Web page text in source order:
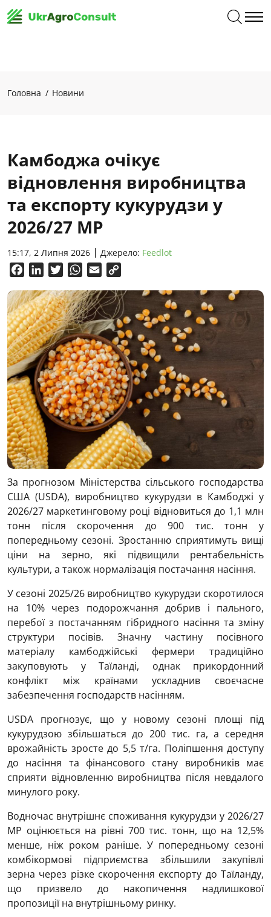
Головна Новини
Камбоджа очікує
відновлення виробництва
та експорту кукурудзи у
2026/27 МР
15:17, 2 Липня 2026 Джерело: Feedlot
FacebookLinkedInTwitterWhatsApp
Email
За прогнозом Міністерства сільського господарства
США (USDA), виробництво кукурудзи в Камбоджі у
2026/27 маркетинговому році відновиться до 1,1 млн
тонн після скорочення до 900 тис. тонн у
попередньому сезоні. Зростанню сприятимуть вищі
ціни на зерно, які підвищили рентабельність
культури, а також нормалізація постачання насіння.
У сезоні 2025/26 виробництво кукурудзи скоротилося
на 10% через подорожчання добрив і пального,
перебої з постачанням гібридного насіння та зміну
структури посівів. Значну частину посівного
матеріалу камбоджійські фермери традиційно
закуповують у Таїланді, однак прикордонний
конфлікт між країнами ускладнив своєчасне
забезпечення господарств насінням.
USDA прогнозує, що у новому сезоні площі під
кукурудзою збільшаться до 200 тис. га, а середня
врожайність зросте до 5,5 т/га. Поліпшення доступу
до насіння та фінансового стану виробників має
сприяти відновленню виробництва після невдалого
минулого року.
Водночас внутрішнє споживання кукурудзи у 2026/27
МР оцінюється на рівні 700 тис. тонн, що на 12,5%
менше, ніж роком раніше. У попередньому сезоні
комбікормові підприємства збільшили закупівлі
зерна через різке скорочення експорту до Таїланду,
що призвело до накопичення надлишкової
пропозиції на внутрішньому ринку.